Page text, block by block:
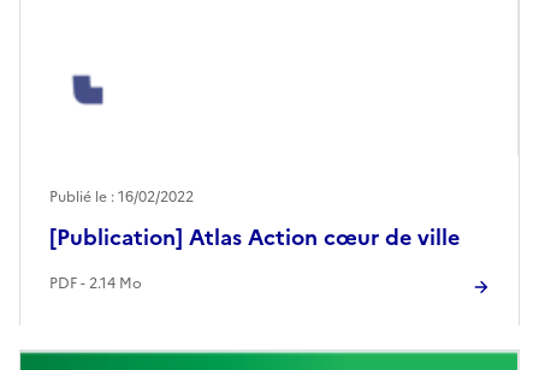
[Publication] Atlas Action cœur de ville
Publié le : 16/02/2022
PDF - 2.14 Mo